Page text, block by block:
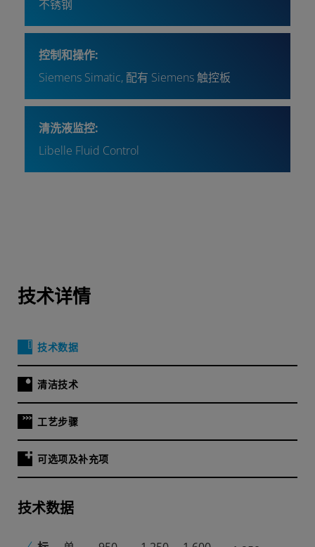
不锈钢
控制和操作:
Siemens Simatic, 配有 Siemens 触控板
清洗液监控:
Libelle Fluid Control
技术详情
技术数据
清洁技术
工艺步骤
可选项及补充项
技术数据